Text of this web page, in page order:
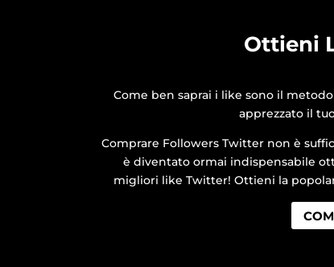
Ottieni
Come ben saprai i like sono il
apprezzato il
Comprare Followers Twitter non è
è diventato ormai indispensabile
migliori like Twitter! Ottieni la